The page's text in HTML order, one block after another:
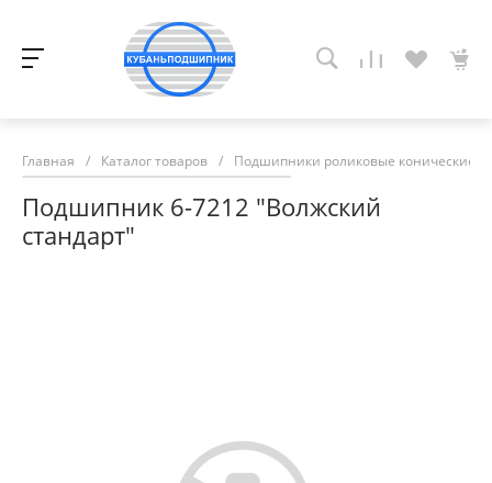
Главная / Каталог товаров / Подшипники роликовые конические
Подшипник 6-7212 "Волжский
стандарт"